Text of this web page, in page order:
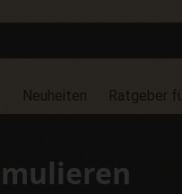
Neuheiten Ratgeber